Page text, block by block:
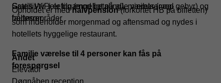
Gratis WiFi er tilgængeligt på alle værelser og
fællesområder
Andet
Elevator
Døgnåben reception
Satellit-tv, telefon (mod betaling), minibar (mod gebyr) og
hårtørrer.
Familie værelse til 4 personer kan fås på
forespørgsel
Opholdet er medhalvpension(forkortet HB på billetten)
som indeholder morgenmad og aftensmad og nydes i
hotellets hyggelige restaurant.